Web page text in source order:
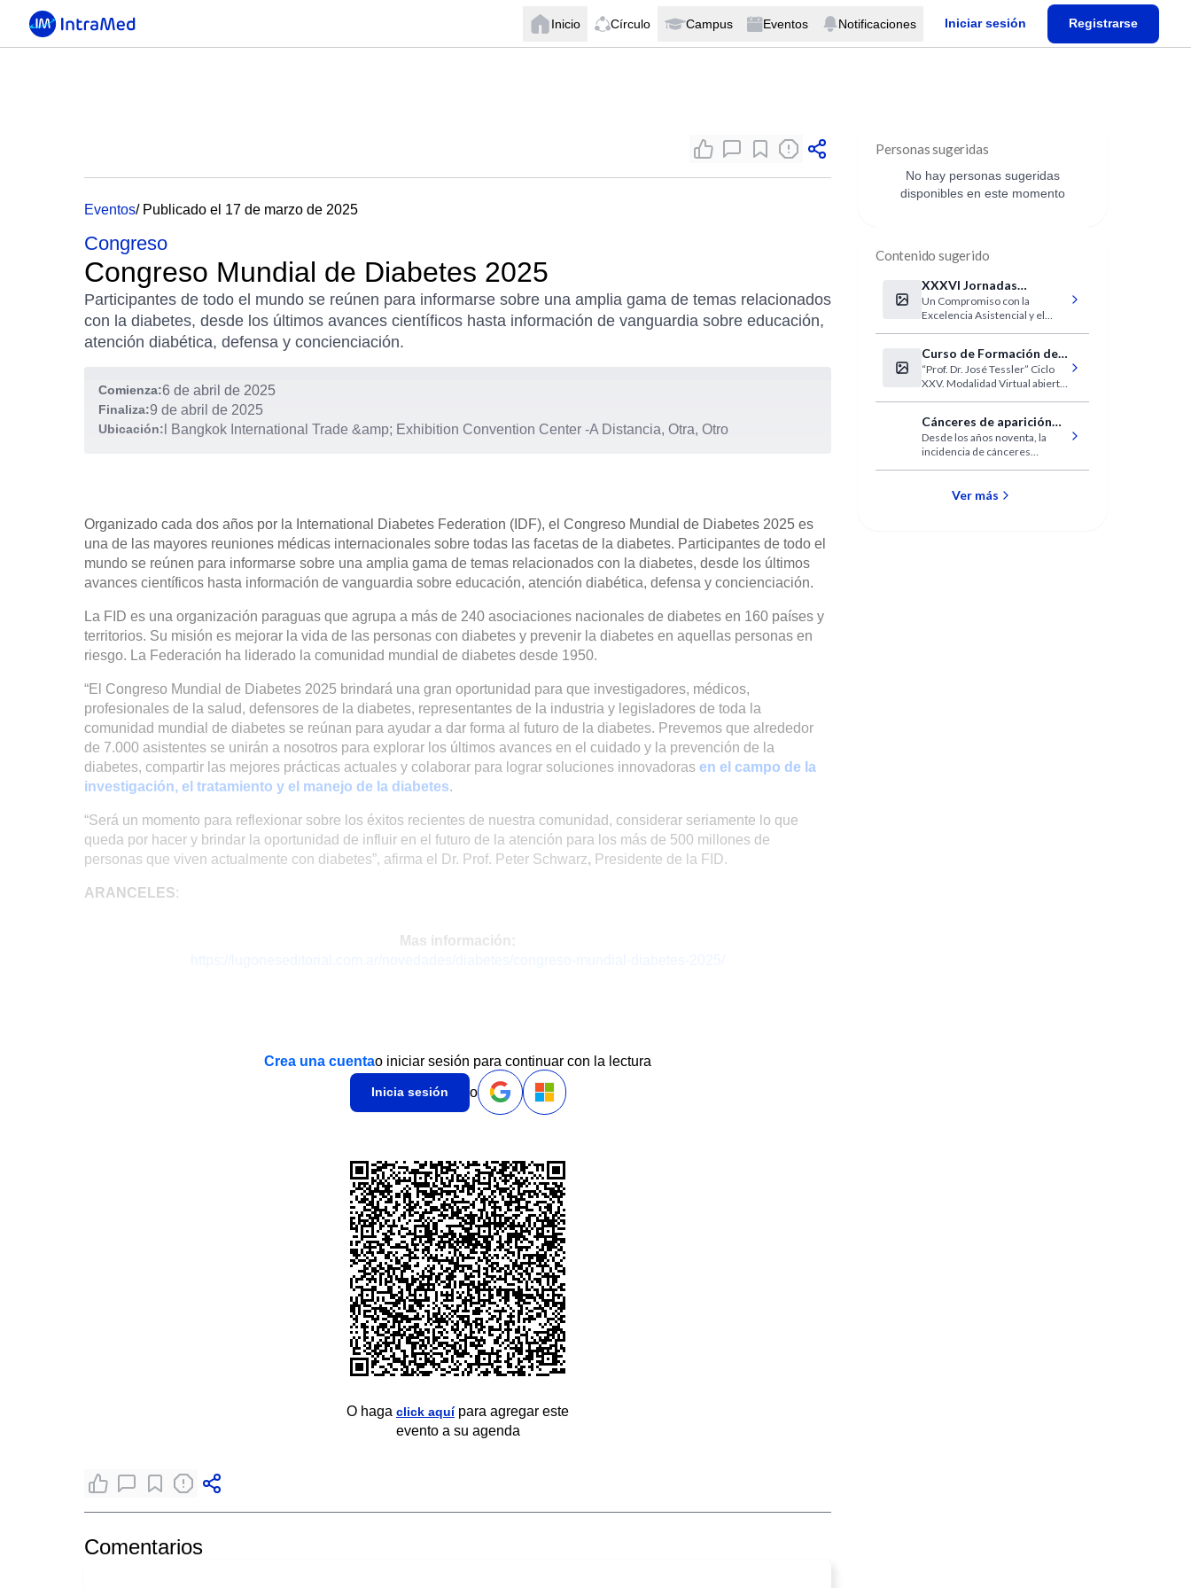
Inicio Círculo Campus Eventos Notificaciones Iniciar sesión Registrarse
Eventos/ Publicado el 17 de marzo de 2025
Congreso
Congreso Mundial de Diabetes 2025
Participantes de todo el mundo se reúnen para informarse sobre una amplia gama de temas relacionados
con la diabetes, desde los últimos avances científicos hasta información de vanguardia sobre educación,
atención diabética, defensa y concienciación.
Comienza:6 de abril de 2025
Finaliza:9 de abril de 2025
Ubicación: l Bangkok International Trade &amp; Exhibition Convention Center -A Distancia, Otra, Otro
Organizado cada dos años por la International Diabetes Federation (IDF), el Congreso Mundial de Diabetes 2025 es
una de las mayores reuniones médicas internacionales sobre todas las facetas de la diabetes. Participantes de todo el
mundo se reúnen para informarse sobre una amplia gama de temas relacionados con la diabetes, desde los últimos
avances científicos hasta información de vanguardia sobre educación, atención diabética, defensa y concienciación.
La FID es una organización paraguas que agrupa a más de 240 asociaciones nacionales de diabetes en 160 países y
territorios. Su misión es mejorar la vida de las personas con diabetes y prevenir la diabetes en aquellas personas en
riesgo. La Federación ha liderado la comunidad mundial de diabetes desde 1950.
“El Congreso Mundial de Diabetes 2025 brindará una gran oportunidad para que investigadores, médicos,
profesionales de la salud, defensores de la diabetes, representantes de la industria y legisladores de toda la
comunidad mundial de diabetes se reúnan para ayudar a dar forma al futuro de la diabetes. Prevemos que alrededor
de 7.000 asistentes se unirán a nosotros para explorar los últimos avances en el cuidado y la prevención de la
diabetes, compartir las mejores prácticas actuales y colaborar para lograr soluciones innovadoras en el campo de la
investigación, el tratamiento y el manejo de la diabetes.
“Será un momento para reflexionar sobre los éxitos recientes de nuestra comunidad, considerar seriamente lo que
queda por hacer y brindar la oportunidad de influir en el futuro de la atención para los más de 500 millones de
personas que viven actualmente con diabetes”, afirma el Dr. Prof. Peter Schwarz, Presidente de la FID.
ARANCELES:
Mas información:
Crea una cuentao iniciar sesión para continuar con la lectura
Inicia sesión o
O haga click aquípara agregar este
evento a su agenda
Comentarios
Personas sugeridas
No hay personas sugeridas
disponibles en este momento
Contenido sugerido
XXXVI Jornadas
Multidisciplinarias de
Oncología
Un Compromiso con la
Excelencia Asistencial y el
Curso de Formación de
investigadores clínicos
“Prof. Dr. José Tessler” Ciclo
XXV. Modalidad Virtual abierto
Cánceres de aparición
temprana
Desde los años noventa, la
incidencia de cánceres
en todo el mundo. A propósito,
Ver más